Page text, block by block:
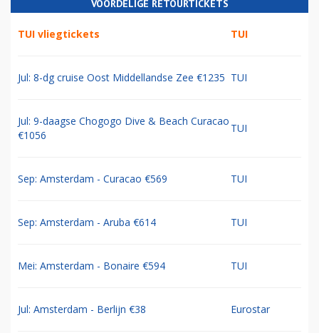
VOORDELIGE RETOURTICKETS
TUI vliegtickets TUI
Jul: 8-dg cruise Oost Middellandse Zee €1235 TUI
Jul: 9-daagse Chogogo Dive & Beach Curacao
€1056
TUI
Sep: Amsterdam - Curacao €569 TUI
Sep: Amsterdam - Aruba €614 TUI
Mei: Amsterdam - Bonaire €594 TUI
Jul: Amsterdam - Berlijn €38 Eurostar